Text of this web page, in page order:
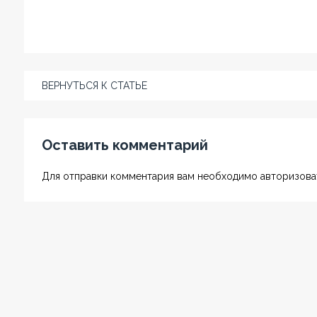
ВЕРНУТЬСЯ К СТАТЬЕ
Оставить комментарий
Для отправки комментария вам необходимо